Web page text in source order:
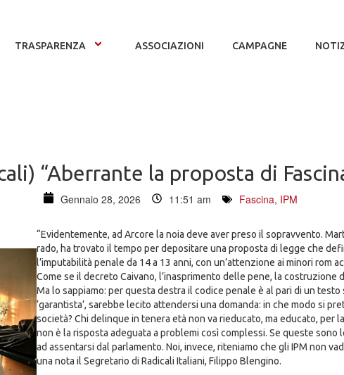
TRASPARENZA ASSOCIAZIONI CAMPAGNE
“Aberrante la proposta di
Gennaio 28, 2026 11:51 am Fascina, IPM
“Evidentemente, ad Arcore la noia deve aver preso il sopravvento.
rado, ha trovato il tempo per depositare una proposta di legge che
l’imputabilità penale da 14 a 13 anni, con un’attenzione ai minori rom
Come se il decreto Caivano, l’inasprimento delle pene, la costruzione
Ma lo sappiamo: per questa destra il codice penale è al pari di un
‘garantista’, sarebbe lecito attendersi una domanda: in che modo si
società? Chi delinque in tenera età non va rieducato, ma educato, per
non è la risposta adeguata a problemi così complessi. Se queste
ad assentarsi dal parlamento. Noi, invece, riteniamo che gli IPM non
una nota il Segretario di Radicali Italiani, Filippo Blengino.